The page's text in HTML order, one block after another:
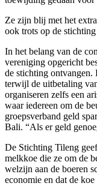
Ze zijn blij met het
ook trots op de
In het belang van de
vereniging opgericht
de stichting ontvangen.
terwijl de uitbetaling
organiseren zelfs een
waar iedereen om de
groepsverband geld
Bali. “Als er geld
De Stichting Tileng
melkkoe die ze om de
welzijn aan de boeren
economie en dat de